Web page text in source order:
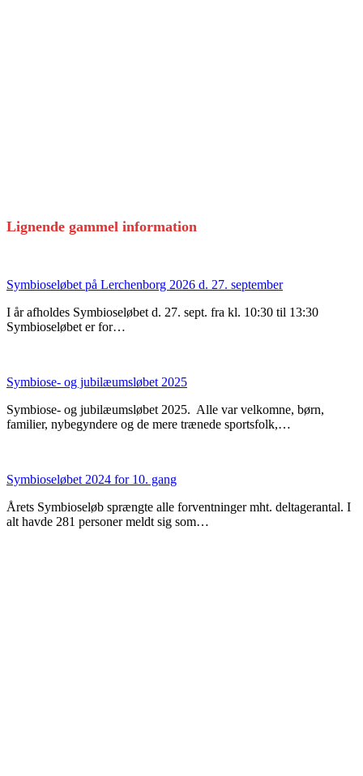
Lignende gammel information
Symbioseløbet på Lerchenborg 2026 d. 27. september
I år afholdes Symbioseløbet d. 27. sept. fra kl. 10:30 til 13:30
Symbioseløbet er for…
Symbiose- og jubilæumsløbet 2025
Symbiose- og jubilæumsløbet 2025. Alle var velkomne, børn,
familier, nybegyndere og de mere trænede sportsfolk,…
Symbioseløbet 2024 for 10. gang
Årets Symbioseløb sprængte alle forventninger mht. deltagerantal. I
alt havde 281 personer meldt sig som…